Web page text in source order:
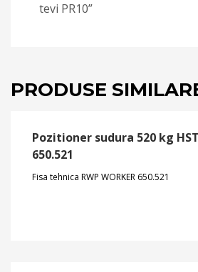
tevi PR10”
PRODUSE
Pozitioner sudura 520 kg HST
650.521
Fisa tehnica RWP WORKER 650.521